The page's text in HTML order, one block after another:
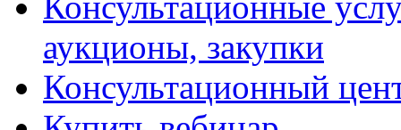
аукционы, закупки
Консультационный